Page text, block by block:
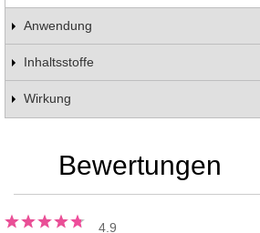
Anwendung
Inhaltsstoffe
Wirkung
Bewertungen
4.9